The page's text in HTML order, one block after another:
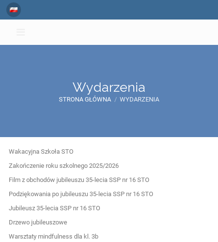
Wydarzenia
STRONA GŁÓWNA / WYDARZENIA
Wydarzenia
Wakacyjna Szkoła STO
Zakończenie roku szkolnego 2025/2026
Film z obchodów jubileuszu 35-lecia SSP nr 16 STO
Podziękowania po jubileuszu 35-lecia SSP nr 16 STO
Jubileusz 35-lecia SSP nr 16 STO
Drzewo jubileuszowe
Warsztaty mindfulness dla kl. 3b